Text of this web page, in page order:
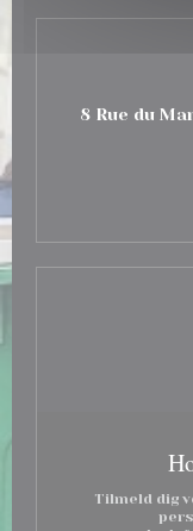
8 Rue du
Tilmeld dig